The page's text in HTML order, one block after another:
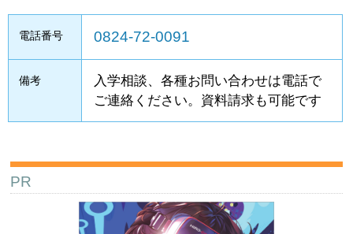
電話番号 0824-72-0091
備考
入学相談、各種お問い合わせは電話で
ご連絡ください。資料請求も可能です
PR